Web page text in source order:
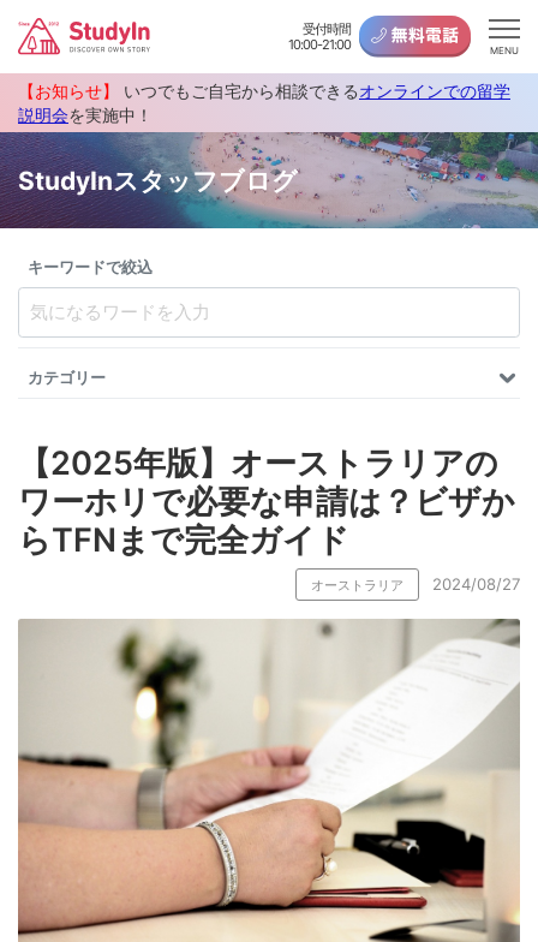
受付時間
10:00-21:00
MENU
【お知らせ】 いつでもご自宅から相談できるオンラインでの留学
説明会を実施中！
StudyInスタッフブログ
キーワードで絞込
カテゴリー
【2025年版】オーストラリアの
ワーホリで必要な申請は？ビザか
らTFNまで完全ガイド
オーストラリア 2024/08/27